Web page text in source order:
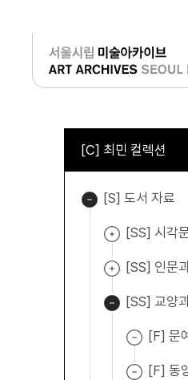
로그
[C] 최민 컬렉션
[S] 도서 자료
[SS] 시각
[SS] 인문
[SS] 교양
[F] 문예
[F] 동